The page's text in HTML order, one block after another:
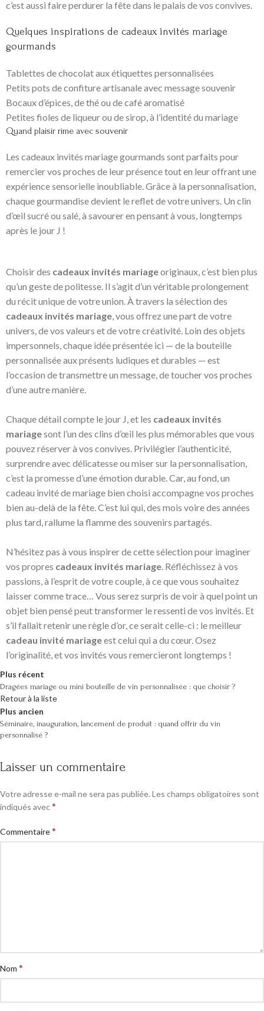
c’est aussi faire perdurer la fête dans le palais de vos convives.
Quelques inspirations de cadeaux invités mariage
gourmands
Tablettes de chocolat aux étiquettes personnalisées
Petits pots de confiture artisanale avec message souvenir
Bocaux d’épices, de thé ou de café aromatisé
Petites fioles de liqueur ou de sirop, à l’identité du mariage
Quand plaisir rime avec souvenir
Les cadeaux invités mariage gourmands sont parfaits pour
remercier vos proches de leur présence tout en leur offrant une
expérience sensorielle inoubliable. Grâce à la personnalisation,
chaque gourmandise devient le reflet de votre univers. Un clin
d’œil sucré ou salé, à savourer en pensant à vous, longtemps
après le jour J !
Choisir des cadeaux invités mariageoriginaux, c’est bien plus
qu’un geste de politesse. Il s’agit d’un véritable prolongement
du récit unique de votre union. À travers la sélection des
cadeaux invités mariage, vous offrez une part de votre
univers, de vos valeurs et de votre créativité. Loin des objets
impersonnels, chaque idée présentée ici — de la bouteille
personnalisée aux présents ludiques et durables — est
l’occasion de transmettre un message, de toucher vos proches
d’une autre manière.
Chaque détail compte le jour J, et les cadeaux invités
mariagesont l’un des clins d’œil les plus mémorables que vous
pouvez réserver à vos convives. Privilégier l’authenticité,
surprendre avec délicatesse ou miser sur la personnalisation,
c’est la promesse d’une émotion durable. Car, au fond, un
cadeau invité de mariage bien choisi accompagne vos proches
bien au-delà de la fête. C’est lui qui, des mois voire des années
plus tard, rallume la flamme des souvenirs partagés.
N’hésitez pas à vous inspirer de cette sélection pour imaginer
vos propres cadeaux invités mariage. Réfléchissez à vos
passions, à l’esprit de votre couple, à ce que vous souhaitez
laisser comme trace… Vous serez surpris de voir à quel point un
objet bien pensé peut transformer le ressenti de vos invités. Et
s’il fallait retenir une règle d’or, ce serait celle-ci : le meilleur
cadeau invité mariageest celui qui a du cœur. Osez
l’originalité, et vos invités vous remercieront longtemps !
Plus récent
Dragées mariage ou mini bouteille de vin personnalisée : que choisir ?
Retour à la liste
Plus ancien
Séminaire, inauguration, lancement de produit : quand offrir du vin
personnalisé ?
Laisser un commentaire
Votre adresse e-mail ne sera pas publiée.Les champs obligatoires sont
indiqués avec*
Commentaire*
Nom *